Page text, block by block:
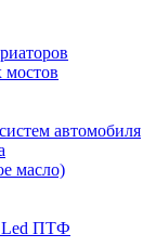
автомобиля
масло)
Led ПТФ